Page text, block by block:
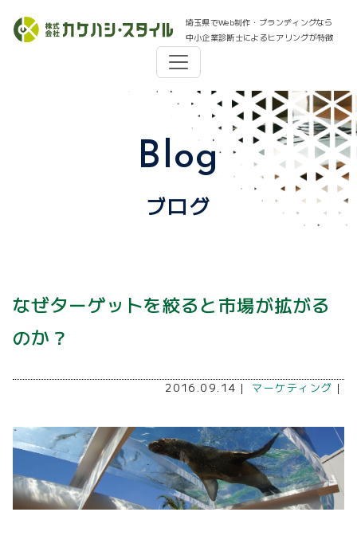
埼玉県でWeb制作・ブランディングなら
中小企業診断士によるヒアリングが特徴
Blog
ブログ
なぜターゲットを絞ると市場が拡がる
のか？
2016.09.14｜ マーケティング ｜